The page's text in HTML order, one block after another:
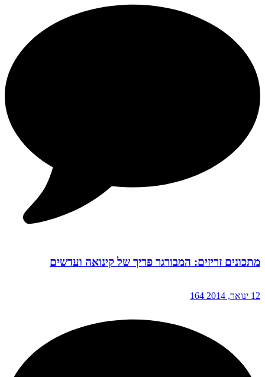
מתכונים זריזים: המבורגר פריך של קינואה ועדשים
12 ינואר, 2014 164